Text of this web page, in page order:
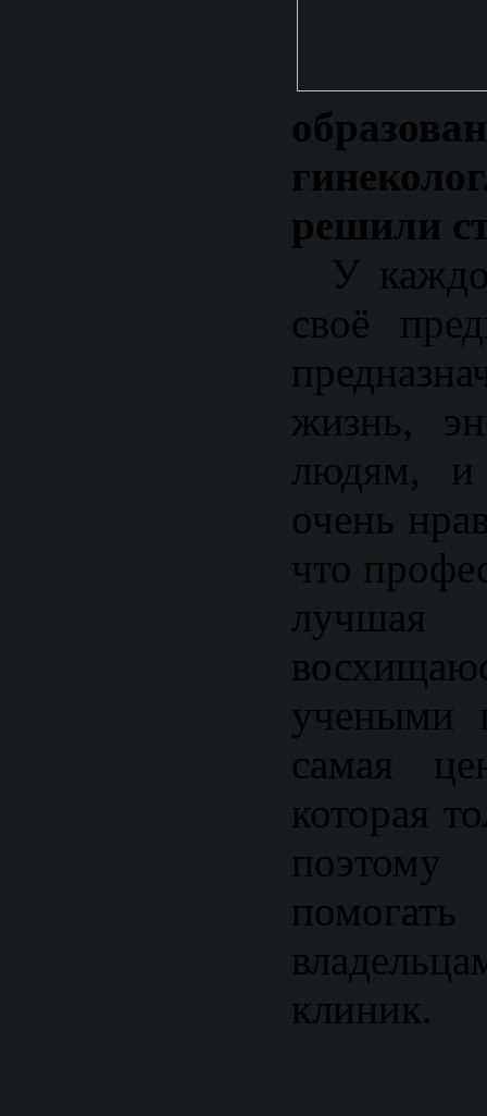
решили
У
своё
жизнь,
людям, и
очень
что
учеными
самая
которая
клиник.